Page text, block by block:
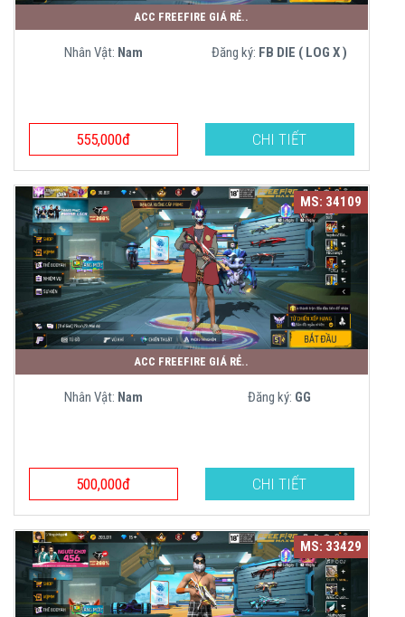
ACC FREEFIRE GIÁ RẺ..
Nhân Vật: Nam Đăng ký: FB DIE ( LOG X )
555,000đ CHI TIẾT
MS: 34109
ACC FREEFIRE GIÁ RẺ..
Nhân Vật: Nam Đăng ký: GG
500,000đ CHI TIẾT
MS: 33429